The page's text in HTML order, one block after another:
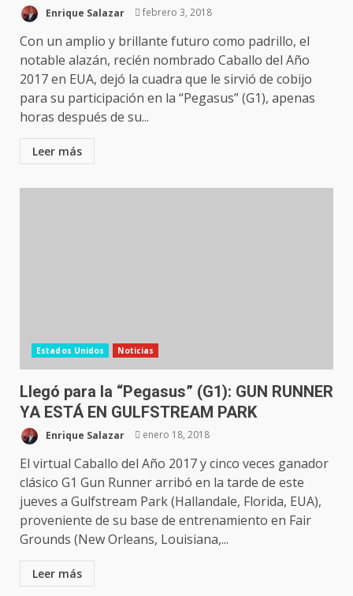
Enrique Salazar febrero 3, 2018
Con un amplio y brillante futuro como padrillo, el
notable alazán, recién nombrado Caballo del Año
2017 en EUA, dejó la cuadra que le sirvió de cobijo
para su participación en la “Pegasus” (G1), apenas
horas después de su...
Leer más
Estados Unidos Noticias
Llegó para la “Pegasus” (G1): GUN RUNNER
YA ESTÁ EN GULFSTREAM PARK
Enrique Salazar enero 18, 2018
El virtual Caballo del Año 2017 y cinco veces ganador
clásico G1 Gun Runner arribó en la tarde de este
jueves a Gulfstream Park (Hallandale, Florida, EUA),
proveniente de su base de entrenamiento en Fair
Grounds (New Orleans, Louisiana,...
Leer más